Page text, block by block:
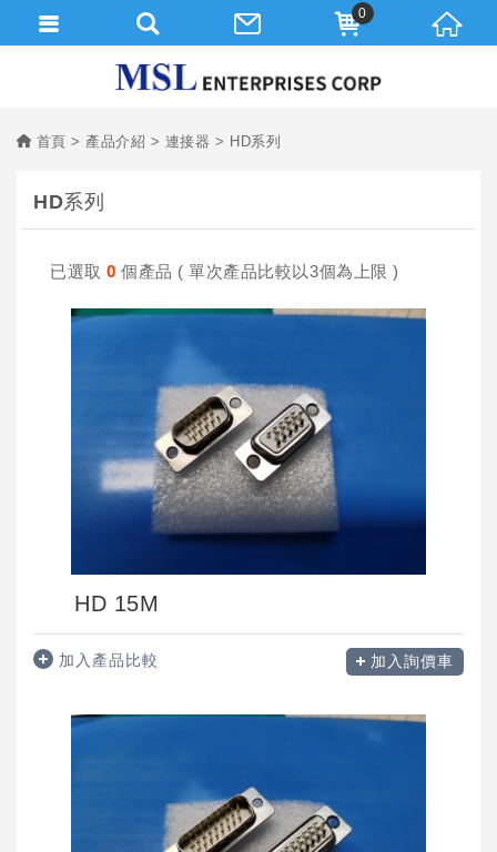
首頁 產品介紹 連接器 HD系列
HD系列
已選取 0個產品 ( 單次產品比較以3個為上限 )
HD 15M
加入產品比較 加入詢價車
0